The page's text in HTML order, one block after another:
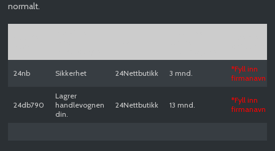
normalt.
24nb Sikkerhet 24Nettbutikk 3 mnd.
*Fyll inn
firmanavn
24db790
Lagrer
handlevognen
din.
24Nettbutikk 13 mnd.
*Fyll inn
firmanavn